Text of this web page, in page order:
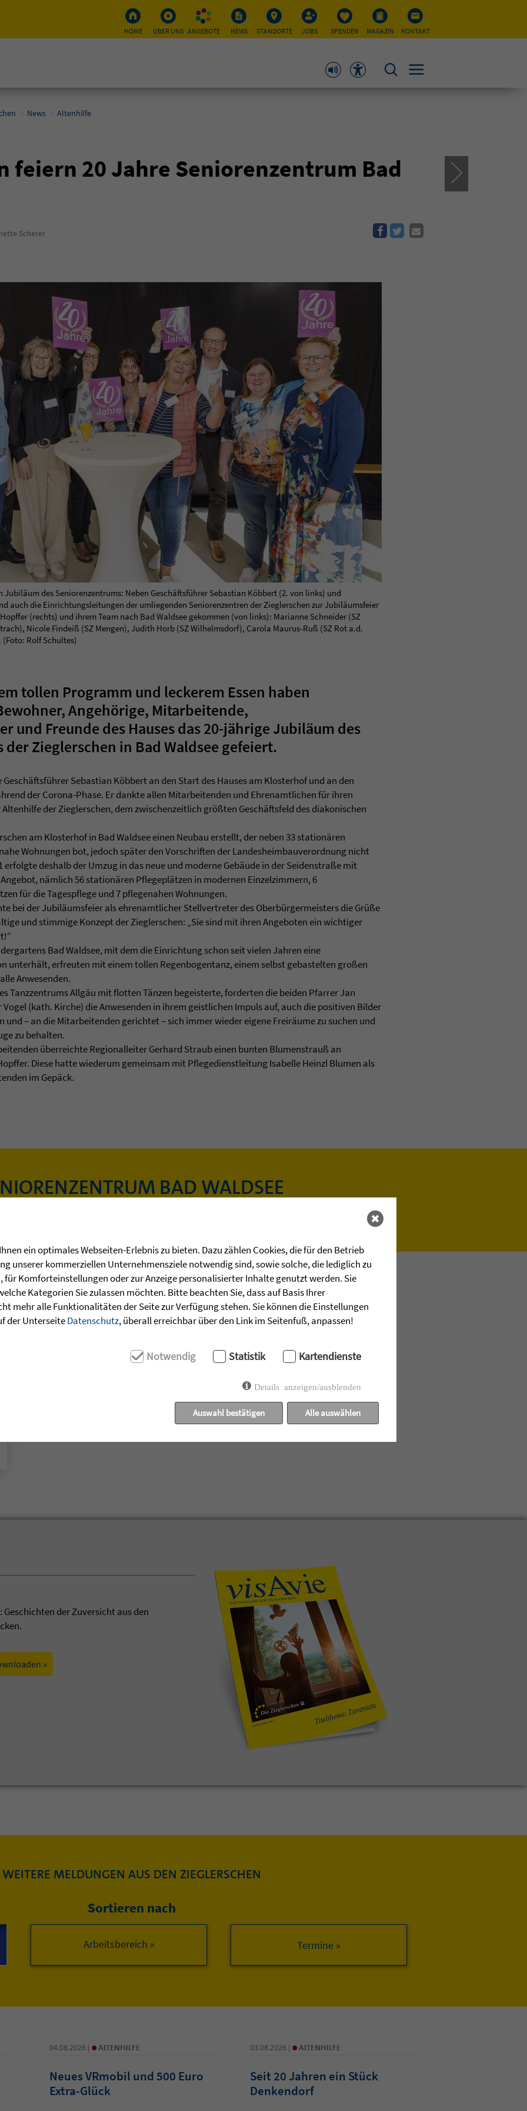
HOME ÜBER UNS ANGEBOTE NEWS STANDORTE JOBS SPENDEN MAGAZIN KONTAKT
News Altenhilfe
feiern 20 Jahre Seniorenzentrum Bad
Scherer
des Seniorenzentrums: Neben Geschäftsführer Sebastian Köbbert (2. von links) und
auch die Einrichtungsleitungen der umliegenden Seniorenzentren der Zieglerschen zur Jubiläumsfeier
(rechts) und ihrem Team nach Bad Waldsee gekommen (von links): Marianne Schneider (SZ
Nicole Findeiß (SZ Mengen), Judith Horb (SZ Wilhelmsdorf), Carola Maurus-Ruß (SZ Rot a.d.
Rolf Schultes)
tollen Programm und leckerem Essen haben
Angehörige, Mitarbeitende,
und Freunde des Hauses das 20-jährige Jubiläum des
Zieglerschen in Bad Waldsee gefeiert.
Sebastian Köbbert an den Start des Hauses am Klosterhof und an den
der Corona-Phase. Er dankte allen Mitarbeitenden und Ehrenamtlichen für ihren
der Zieglerschen, dem zwischenzeitlich größten Geschäftsfeld des diakonischen
am Klosterhof in Bad Waldsee einen Neubau erstellt, der neben 33 stationären
Wohnungen bot, jedoch später den Vorschriften der Landesheimbauverordnung nicht
erfolgte deshalb der Umzug in das neue und moderne Gebäude in der Seidenstraße mit
nämlich 56 stationären Pflegeplätzen in modernen Einzelzimmern, 6
für die Tagespflege und 7 pflegenahen Wohnungen.
bei der Jubiläumsfeier als ehrenamtlicher Stellvertreter des Oberbürgermeisters die Grüße
und stimmige Konzept der Zieglerschen: „Sie sind mit ihren Angeboten ein wichtiger
Bad Waldsee, mit dem die Einrichtung schon seit vielen Jahren eine
unterhält, erfreuten mit einem tollen Regenbogentanz, einem selbst gebastelten großen
Anwesenden.
Tanzzentrums Allgäu mit flotten Tänzen begeisterte, forderten die beiden Pfarrer Jan
Vogel (kath. Kirche) die Anwesenden in ihrem geistlichen Impuls auf, auch die positiven Bilder
und – an die Mitarbeitenden gerichtet – sich immer wieder eigene Freiräume zu suchen und
zu behalten.
überreichte Regionalleiter Gerhard Straub einen bunten Blumenstrauß an
Diese hatte wiederum gemeinsam mit Pflegedienstleitung Isabelle Heinzl Blumen als
im Gepäck.
BAD WALDSEE
der Zuversicht aus den
»
WEITERE MELDUNGEN AUS DEN ZIEGLERSCHEN
Sortieren nach
Arbeitsbereich »
04.08.2026 | • ALTENHILFE
Neues VRmobil und 500 Euro
Extra-Glück
03.08.2026 | • ALTENHILFE
Seit 20 Jahren ein Stück
Denkendorf
ein optimales Webseiten-Erlebnis zu bieten. Dazu zählen Cookies, die für den Betrieb
unserer kommerziellen Unternehmensziele notwendig sind, sowie solche, die lediglich zu
Komforteinstellungen oder zur Anzeige personalisierter Inhalte genutzt werden. Sie
Kategorien Sie zulassen möchten. Bitte beachten Sie, dass auf Basis Ihrer
mehr alle Funktionalitäten der Seite zur Verfügung stehen. Sie können die Einstellungen
der UnterseiteDatenschutz, überall erreichbar über den Link im Seitenfuß, anpassen!
Notwendig Statistik Kartendienste
Details anzeigen/ausblenden
Auswahl bestätigen Alle auswählen